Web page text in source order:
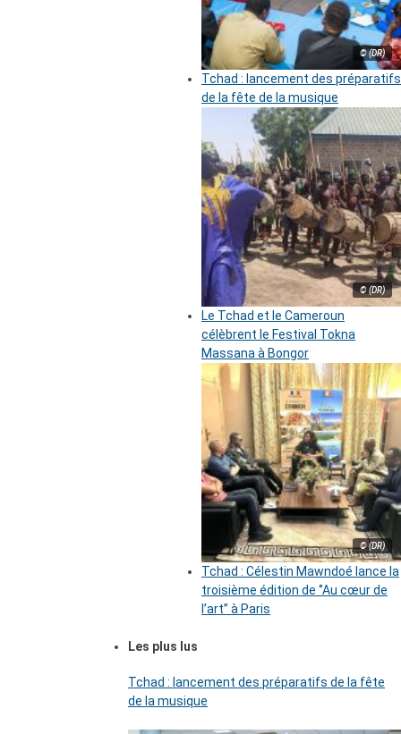
© (DR)
Tchad : lancement des préparatifs
de la fête de la musique
© (DR)
Le Tchad et le Cameroun
célèbrent le Festival Tokna
Massana à Bongor
© (DR)
Tchad : Célestin Mawndoé lance la
troisième édition de ‘’Au cœur de
l’art’’ à Paris
Les plus lus
Tchad : lancement des préparatifs de la fête
de la musique